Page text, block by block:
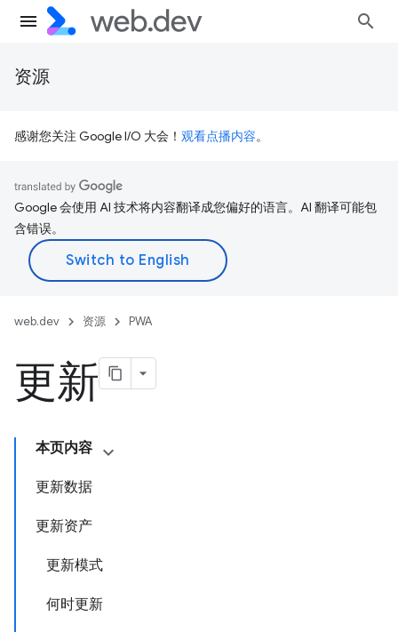
资源
感谢您关注 Google I/O 大会！ 观看点播内容。
Google 会使用 AI 技术将内容翻译成您偏好的语言。AI 翻译可能包
含错误。
web.dev 资源 PWA
更新
本页内容
更新数据
更新资产
更新模式
何时更新